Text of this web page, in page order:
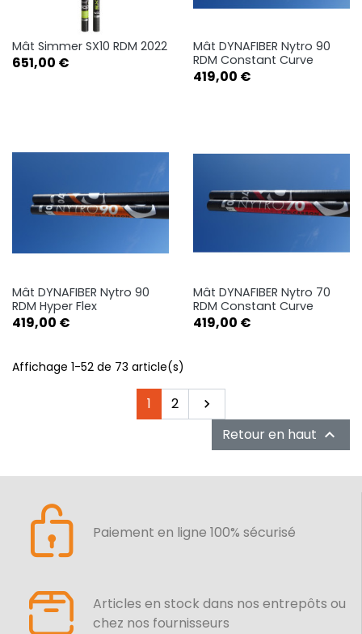
Mât Simmer SX10 RDM 2022
Prix
651,00 €
Mât DYNAFIBER Nytro 90
RDM Constant Curve
Prix
419,00 €
Mât DYNAFIBER Nytro 90
RDM Hyper Flex
Prix
419,00 €
Mât DYNAFIBER Nytro 70
RDM Constant Curve
Prix
419,00 €
Affichage 1-52 de 73 article(s)
1 2 Suivant

Retour en haut 
Paiement en ligne 100% sécurisé
Articles en stock dans nos entrepôts ou
chez nos fournisseurs